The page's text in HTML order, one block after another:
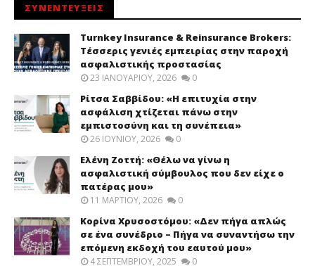
ΣΥΝΕΝΤΕΥΞΕΙΣ
Turnkey Insurance & Reinsurance Brokers:
Τέσσερις γενιές εμπειρίας στην παροχή
ασφαλιστικής προστασίας
23 ΙΑΝΟΥΑΡΊΟΥ, 2026 0
Ρίτσα Σαββίδου: «Η επιτυχία στην
ασφάλιση χτίζεται πάνω στην
εμπιστοσύνη και τη συνέπεια»
26 ΙΟΥΝΊΟΥ, 2026 0
Ελένη Ζοττή: «Θέλω να γίνω η
ασφαλιστική σύμβουλος που δεν είχε ο
πατέρας μου»
11 ΜΑΡΤΊΟΥ, 2026 0
Κορίνα Χρυσοστόμου: «Δεν πήγα απλώς
σε ένα συνέδριο – Πήγα να συναντήσω την
επόμενη εκδοχή του εαυτού μου»
4 ΣΕΠΤΕΜΒΡΊΟΥ, 2025 0